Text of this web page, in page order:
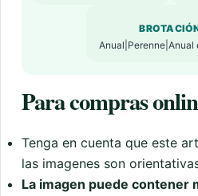
Anual|Perenne|Anual
Para compras
Tenga en cuenta que este
las imagenes son
La imagen puede contener